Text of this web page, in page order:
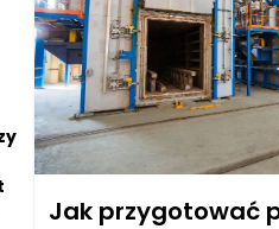
Jak przygotować